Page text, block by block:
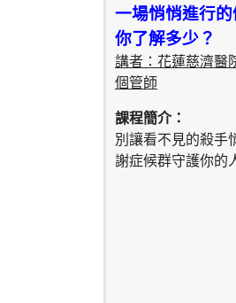
一場悄悄進行
你了解多少？
講者：花蓮慈濟醫
個管師
課程簡介：
別讓看不見的殺手
謝症候群守護你的